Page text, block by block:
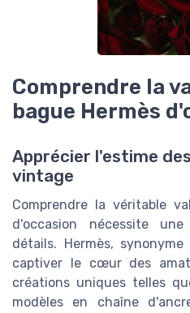
Comprendre la
bague Hermès
Apprécier l'estime
vintage
Comprendre la véritable
d'occasion nécessite
détails. Hermès,
captiver le cœur des
créations uniques telles
modèles en chaîne